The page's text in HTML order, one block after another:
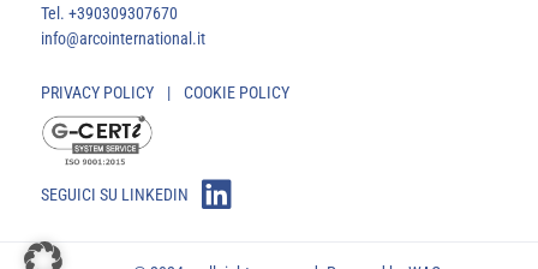
Tel. +390309307670
info@arcointernational.it
PRIVACY POLICY | COOKIE POLICY
SEGUICI SU LINKEDIN